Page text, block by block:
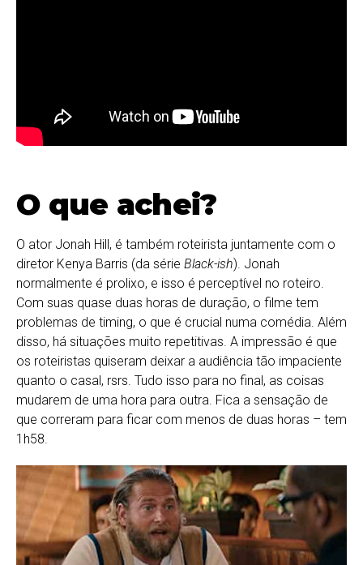
O que achei?
O ator Jonah Hill, é também roteirista juntamente com o
diretor Kenya Barris (da série Black-ish). Jonah
normalmente é prolixo, e isso é perceptível no roteiro.
Com suas quase duas horas de duração, o filme tem
problemas de timing, o que é crucial numa comédia. Além
disso, há situações muito repetitivas. A impressão é que
os roteiristas quiseram deixar a audiência tão impaciente
quanto o casal, rsrs. Tudo isso para no final, as coisas
mudarem de uma hora para outra. Fica a sensação de
que correram para ficar com menos de duas horas – tem
1h58.